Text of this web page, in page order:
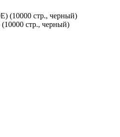
стр., черный)